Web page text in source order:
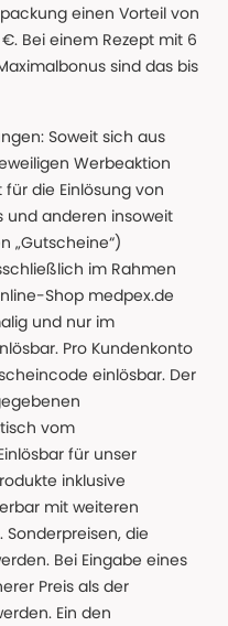
einen Vorteil von
Bei einem Rezept mit 6
sind das bis
Soweit sich aus
Werbeaktion
die Einlösung von
und anderen insoweit
„Gutscheine“)
im Rahmen
Shop medpex.de
und nur im
Pro Kundenkonto
einlösbar. Der
vom
für unser
inklusive
mit weiteren
Sonderpreisen, die
Bei Eingabe eines
Preis als der
Ein den